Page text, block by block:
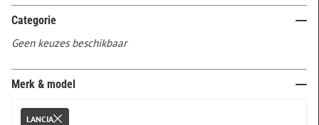
Categorie
Geen keuzes beschikbaar
Merk & model
LANCIA